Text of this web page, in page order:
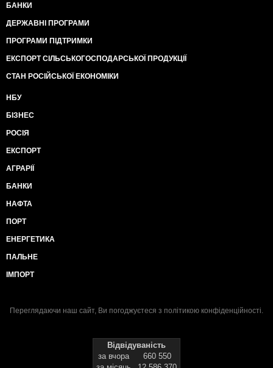
БАНКИ
ДЕРЖАВНІ ПРОГРАМИ
ПРОГРАМИ ПІДТРИМКИ
ЕКСПОРТ СІЛЬСЬКОГОСПОДАРСЬКОЇ ПРОДУКЦІЇ
СТАН РОСІЙСЬКОЇ ЕКОНОМІКИ
НБУ
БІЗНЕС
РОСІЯ
ЕКСПОРТ
АГРАРІЇ
БАНКИ
НАФТА
ПОРТ
ЕНЕРГЕТИКА
ПАЛЬНЕ
ІМПОРТ
Переглядаючи наш сайт, Ви погоджуєтеся з політикою конфіденційності.
Відвідуваність
за вчора
660 550